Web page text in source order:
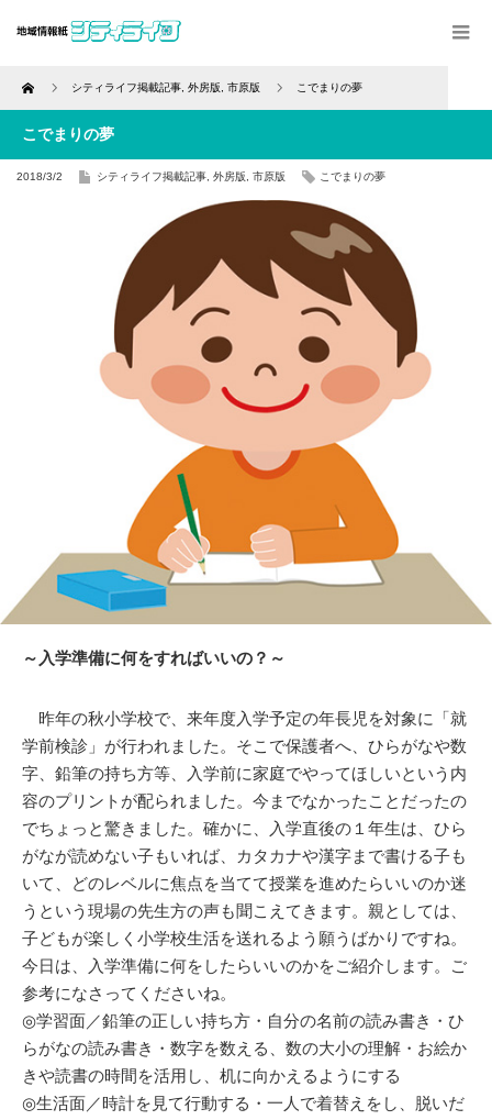
Home シティライフ掲載記事 外房版 市原版 こでまりの夢
こでまりの夢
2018/3/2 シティライフ掲載記事 外房版 市原版 こでまりの夢
～入学準備に何をすればいいの？～
昨年の秋小学校で、来年度入学予定の年長児を対象に「就
学前検診」が行われました。そこで保護者へ、ひらがなや数
字、鉛筆の持ち方等、入学前に家庭でやってほしいという内
容のプリントが配られました。今までなかったことだったの
でちょっと驚きました。確かに、入学直後の１年生は、ひら
がなが読めない子もいれば、カタカナや漢字まで書ける子も
いて、どのレベルに焦点を当てて授業を進めたらいいのか迷
うという現場の先生方の声も聞こえてきます。親としては、
子どもが楽しく小学校生活を送れるよう願うばかりですね。
今日は、入学準備に何をしたらいいのかをご紹介します。ご
参考になさってくださいね。
◎学習面／鉛筆の正しい持ち方・自分の名前の読み書き・ひ
らがなの読み書き・数字を数える、数の大小の理解・お絵か
きや読書の時間を活用し、机に向かえるようにする
◎生活面／時計を見て行動する・一人で着替えをし、脱いだ